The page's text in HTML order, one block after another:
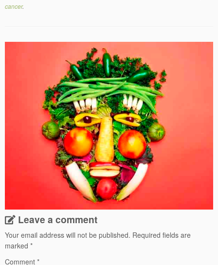
cancer.
Leave a comment
Your email address will not be published. Required fields are
marked *
Comment *